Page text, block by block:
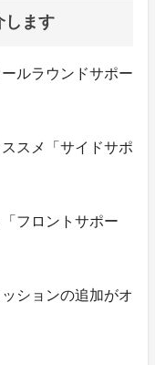
します
ルラウンドサポー
スメ「サイドサポ
フロントサポー
ションの追加がオ